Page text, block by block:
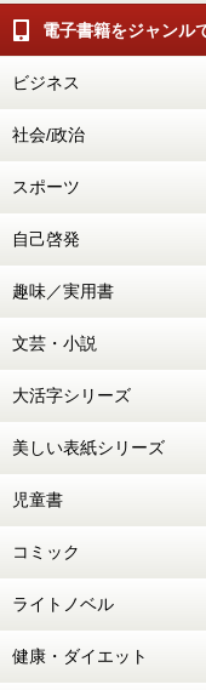
電子書籍をジャンル
ビジネス
社会/政治
スポーツ
自己啓発
趣味／実用書
文芸・小説
大活字シリーズ
美しい表紙シリーズ
児童書
コミック
ライトノベル
健康・ダイエット